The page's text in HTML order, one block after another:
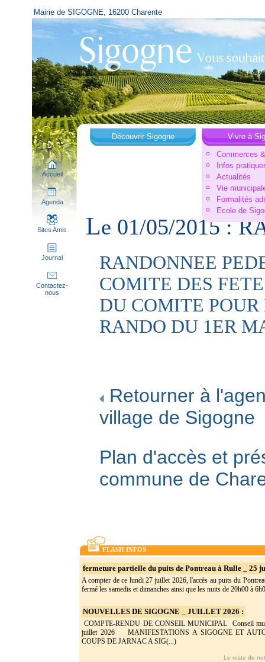
Mairie de SIGOGNE, 16200 Charente
Accueil
Agenda
Sites Amis
Journal
Contactez-
nous
Découvrir Sigogne
Vivre à
Commerces
Infos
Actualités
Vie
Formalités
Ecole de
Le 01/05/2015 :
RANDONNEE
COMITE DES
DU COMITE
RANDO DU 1ER
Retourner à
village de Sigogne
Plan d'accès et
commune de
FLASH INFOS
fermeture partielle du puits de Pontreau à Rulle _ 25
A compter de ce lundi 27 juillet 2026, l'accès au puits du
fermé les samedis et dimanches ainsi que les nuits de 20h00 à
NOUVELLES DE SIGOGNE _ JUILLET 2026 :
COMPTE-RENDU DE CONSEIL MUNICIPAL Conseil
juillet 2026 MANIFESTATIONS A SIGOGNE ET
COUPS DE JARNAC A SIG(...)
Le reste de